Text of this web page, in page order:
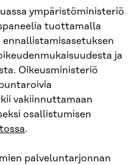
ympäristöministeriö
tuottamalla
ja
Oikeusministeriö
vakiinnuttamaan
osallistumisen
.
palveluntarjonnan